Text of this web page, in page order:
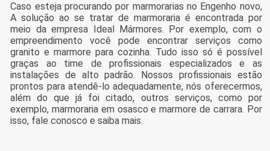
Caso esteja procurando por marmorarias no Engenho novo,
A solução ao se tratar de marmoraria é encontrada por
meio da empresa Ideal Mármores. Por exemplo, com o
empreendimento você pode encontrar serviços como
granito e marmore para cozinha. Tudo isso só é possível
graças ao time de profissionais especializados e as
instalações de alto padrão. Nossos profissionais estão
prontos para atendê-lo adequadamente, nós oferecermos,
além do que já foi citado, outros serviços, como por
exemplo, marmoraria em osasco e marmore de carrara. Por
isso, fale conosco e saiba mais.